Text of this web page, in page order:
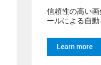
信頼性の高い
ールによる自
Learn more